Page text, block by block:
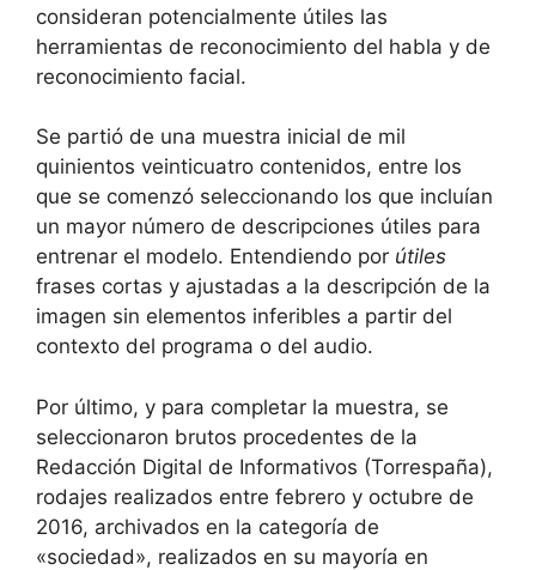
consideran potencialmente útiles las
herramientas de reconocimiento del habla y de
reconocimiento facial.
Se partió de una muestra inicial de mil
quinientos veinticuatro contenidos, entre los
que se comenzó seleccionando los que incluían
un mayor número de descripciones útiles para
entrenar el modelo. Entendiendo por útiles
frases cortas y ajustadas a la descripción de la
imagen sin elementos inferibles a partir del
contexto del programa o del audio.
Por último, y para completar la muestra, se
seleccionaron brutos procedentes de la
Redacción Digital de Informativos (Torrespaña),
rodajes realizados entre febrero y octubre de
2016, archivados en la categoría de
«sociedad», realizados en su mayoría en